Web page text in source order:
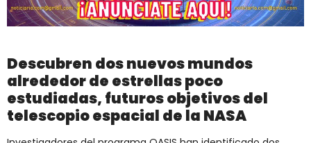
Descubren dos nuevos mundos
alrededor de estrellas poco
estudiadas, futuros objetivos del
telescopio espacial de la NASA